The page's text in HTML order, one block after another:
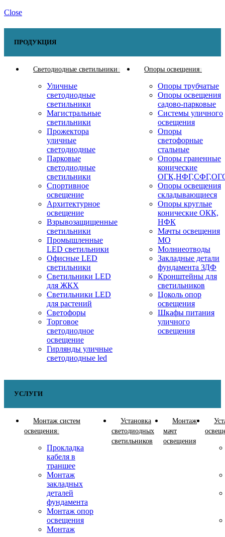
Close
ПРОДУКЦИЯ
Светодиодные светильники
Уличные
светодиодные
светильники
Магистральные
светильники
Прожектора
уличные
светодиодные
Парковые
светодиодные
светильники
Спортивное
освещение
Архитектурное
освещение
Взрывозащищенные
светильники
Промышленные
LED светильники
Офисные LED
светильники
Cветильники LED
для ЖКХ
Светильники LED
для растений
Светофоры
Торговое
светодиодное
освещение
Гирлянды уличные
светодиодные led
Опоры освещения
Опоры трубчатые
Опоры освещения
садово-парковые
Системы уличного
освещения
Опоры
светофорные
стальные
Опоры граненные
конические
Опоры освещения
складывающиеся
Опоры круглые
конические ОКК,
НФК
Мачты освещения
МО
Молниеотводы
Закладные детали
фундамента ЗДФ
Кронштейны для
светильников
Цоколь опор
освещения
Шкафы питания
уличного
освещения
УСЛУГИ
Монтаж систем
освещения
Прокладка
кабеля в
траншее
Монтаж
закладных
деталей
фундамента
Монтаж опор
освещения
Монтаж
Установка
светодиодных
светильников
Монтаж
мачт
освещения